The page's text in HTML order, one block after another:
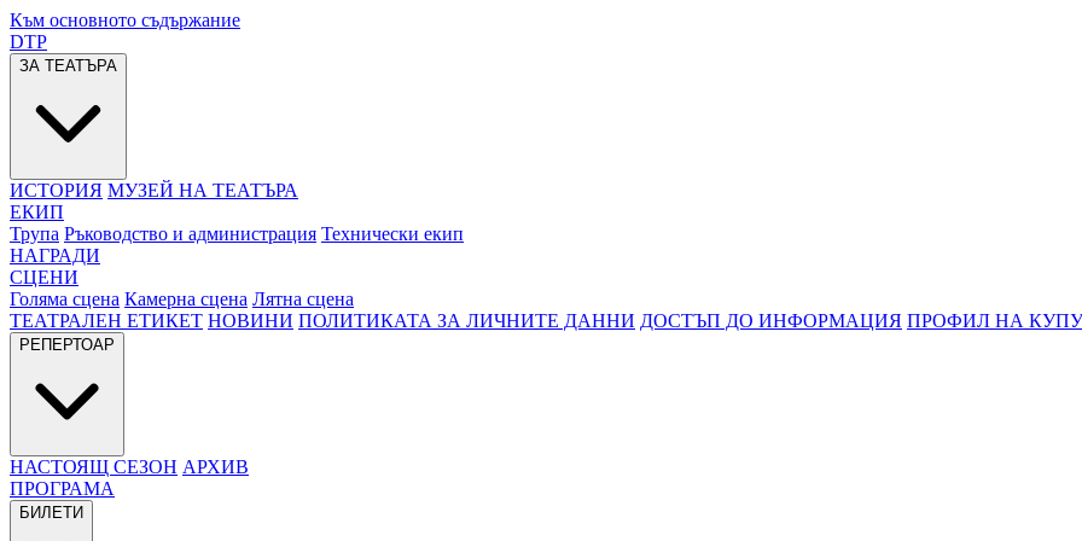
Към основното съдържание
DTP
ЗА ТЕАТЪРА
ИСТОРИЯ МУЗЕЙ НА ТЕАТЪРА
ЕКИП
Трупа Ръководство и администрация Технически екип
НАГРАДИ
СЦЕНИ
Голяма сцена Камерна сцена Лятна сцена
ТЕАТРАЛЕН ЕТИКЕТ НОВИНИ ПОЛИТИКАТА ЗА ЛИЧНИТЕ ДАННИ ДОСТЪП ДО ИНФОРМАЦИЯ ПРОФИЛ НА
РЕПЕРТОАР
НАСТОЯЩ СЕЗОН АРХИВ
ПРОГРАМА
БИЛЕТИ